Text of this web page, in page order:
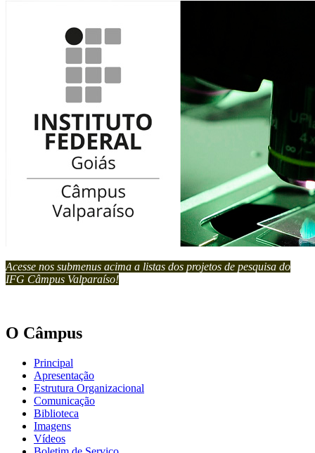
Acesse nos submenus acima a listas dos projetos de pesquisa do
IFG Câmpus Valparaíso!
O Câmpus
Principal
Apresentação
Estrutura Organizacional
Comunicação
Biblioteca
Imagens
Vídeos